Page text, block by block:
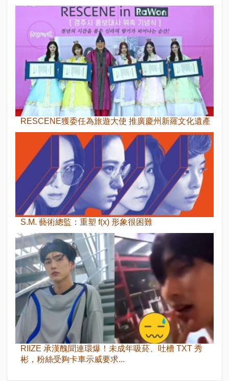
RESCENE獲委任為旅遊大使 推廣慶州新羅文化遺產
S.M. 藝術總監：重塑 f(x) 形象很困難
RIIZE 承漢醜聞連環爆！未成年吸菸、吐槽 TXT 秀
彬，粉絲受夠卡車示威要求...